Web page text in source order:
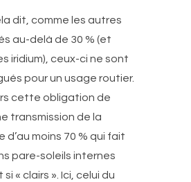
dit, comme les autres
au-delà de 30 % (et
iridium), ceux-ci ne sont
pour un usage routier.
cette obligation de
transmission de la
d’au moins 70 % qui fait
pare-soleils internes
« clairs ». Ici, celui du